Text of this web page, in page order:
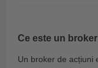
Ce este un
Un broker de acțiuni